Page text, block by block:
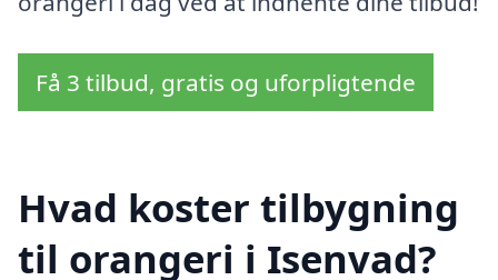
Få 3 tilbud, gratis og uforpligtende
Hvad koster tilbygning
til orangeri i Isenvad?